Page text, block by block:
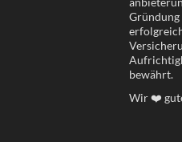
Gründung
bewährt.
Wir❤️